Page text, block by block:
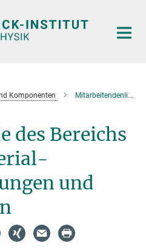
Komponenten Mitarbeitendenliste
des Bereichs
und